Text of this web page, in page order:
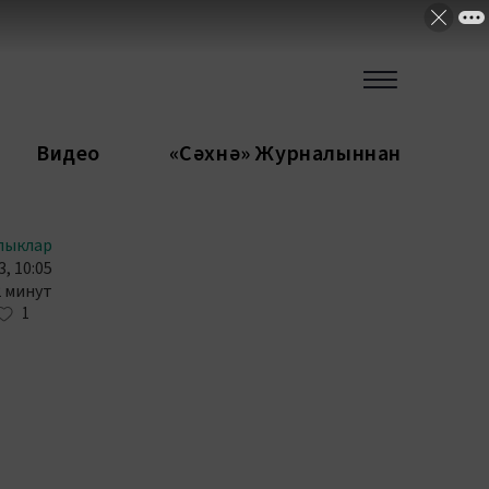
Видео «Сәхнә» Журналыннан
10:05
минут
1